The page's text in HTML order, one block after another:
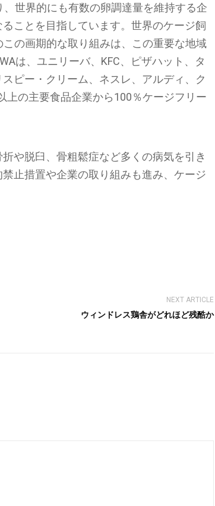
世界的にも有数の卵調達量を維持する企
ことを目指しています。世界のケージ飼
の画期的な取り組みは、この重要な地域
は、ユニリーバ、KFC、ピザハット、タ
ピー・クリーム、ネスレ、アルディ、ク
上の主要食品企業から100％ケージフリー
や脱臼、骨粗鬆症など多くの病気を引き
止措置や企業の取り組みも進み、ケージ
NEXT ARTICLE
ウィンドレス鶏舎がどれほど残酷か